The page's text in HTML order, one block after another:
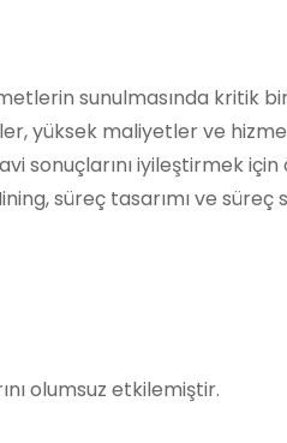
sunulmasında kritik
yüksek maliyetler ve
iyileştirmek için
süreç tasarımı ve
olumsuz etkilemiştir.